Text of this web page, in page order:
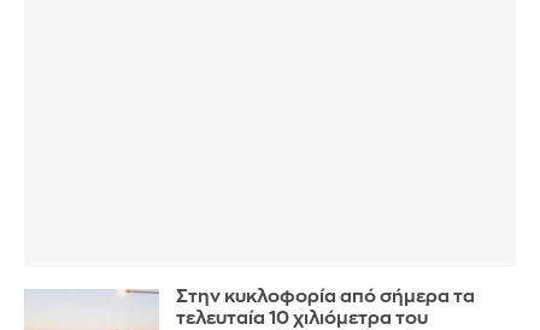
Στην κυκλοφορία από σήμερα τα
τελευταία 10 χιλιόμετρα του